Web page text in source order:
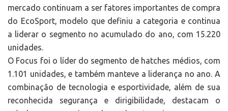
mercado continuam a ser fatores importantes de compra
do EcoSport, modelo que definiu a categoria e continua
a liderar o segmento no acumulado do ano, com 15.220
unidades.
O Focus foi o líder do segmento de hatches médios, com
1.101 unidades, e também manteve a liderança no ano. A
combinação de tecnologia e esportividade, além de sua
reconhecida segurança e dirigibilidade, destacam o